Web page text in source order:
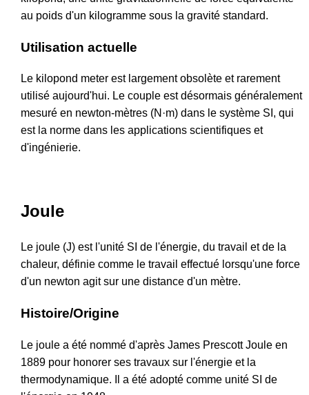
au poids d'un kilogramme sous la gravité standard.
Utilisation actuelle
Le kilopond meter est largement obsolète et rarement
utilisé aujourd'hui. Le couple est désormais généralement
mesuré en newton-mètres (N·m) dans le système SI, qui
est la norme dans les applications scientifiques et
d'ingénierie.
Joule
Le joule (J) est l'unité SI de l'énergie, du travail et de la
chaleur, définie comme le travail effectué lorsqu'une force
d'un newton agit sur une distance d'un mètre.
Histoire/Origine
Le joule a été nommé d'après James Prescott Joule en
1889 pour honorer ses travaux sur l'énergie et la
thermodynamique. Il a été adopté comme unité SI de